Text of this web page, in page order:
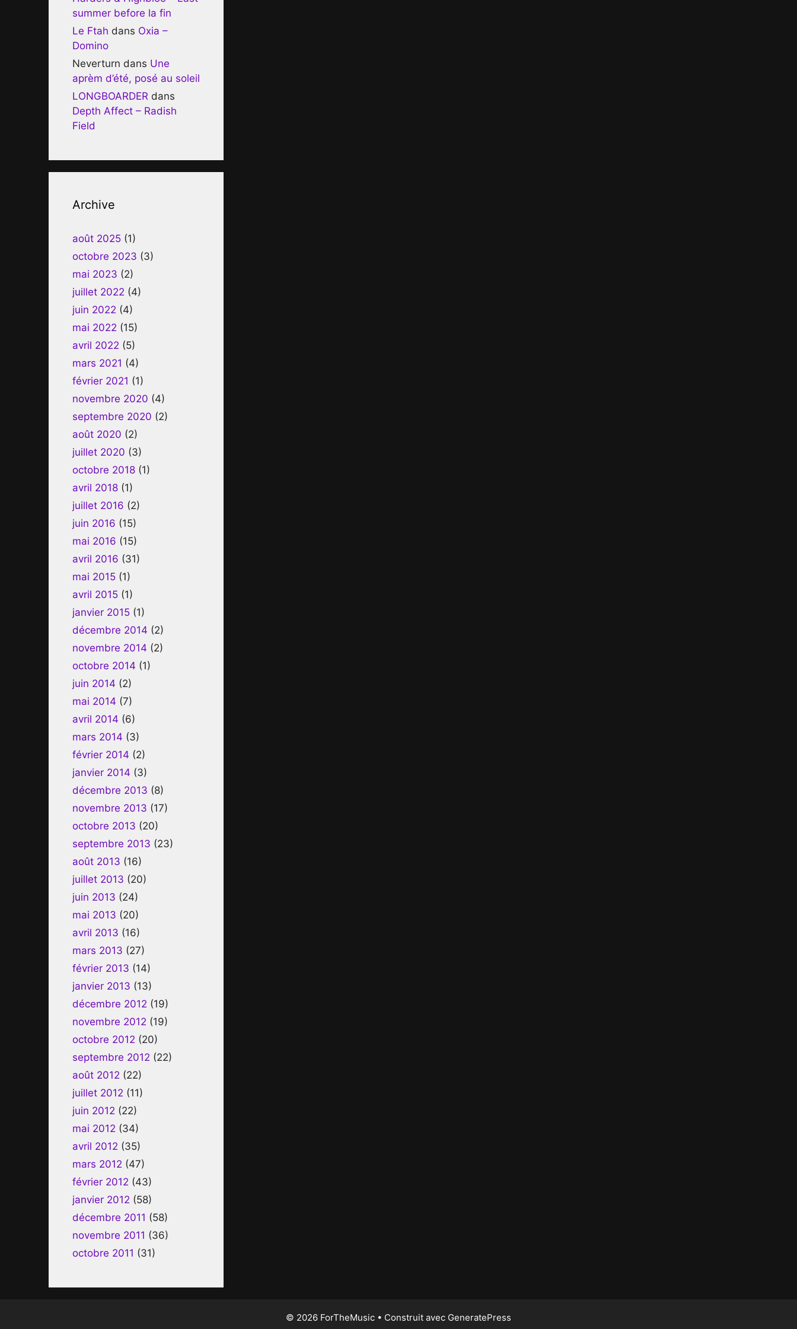
summer before la fin
Le Ftah dans Oxia –
Domino
Neverturn dans Une
aprèm d’été, posé au soleil
LONGBOARDER dans
Depth Affect – Radish
Field
Archive
août 2025 (1)
octobre 2023 (3)
mai 2023 (2)
juillet 2022 (4)
juin 2022 (4)
mai 2022 (15)
avril 2022 (5)
mars 2021 (4)
février 2021 (1)
novembre 2020 (4)
septembre 2020 (2)
août 2020 (2)
juillet 2020 (3)
octobre 2018 (1)
avril 2018 (1)
juillet 2016 (2)
juin 2016 (15)
mai 2016 (15)
avril 2016 (31)
mai 2015 (1)
avril 2015 (1)
janvier 2015 (1)
décembre 2014 (2)
novembre 2014 (2)
octobre 2014 (1)
juin 2014 (2)
mai 2014 (7)
avril 2014 (6)
mars 2014 (3)
février 2014 (2)
janvier 2014 (3)
décembre 2013 (8)
novembre 2013 (17)
octobre 2013 (20)
septembre 2013 (23)
août 2013 (16)
juillet 2013 (20)
juin 2013 (24)
mai 2013 (20)
avril 2013 (16)
mars 2013 (27)
février 2013 (14)
janvier 2013 (13)
décembre 2012 (19)
novembre 2012 (19)
octobre 2012 (20)
septembre 2012 (22)
août 2012 (22)
juillet 2012 (11)
juin 2012 (22)
mai 2012 (34)
avril 2012 (35)
mars 2012 (47)
février 2012 (43)
janvier 2012 (58)
décembre 2011 (58)
novembre 2011 (36)
octobre 2011 (31)
© 2026 ForTheMusic • Construit avec GeneratePress